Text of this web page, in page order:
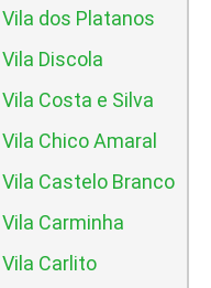
dos Platanos
Discola
Costa e Silva
Chico Amaral
Castelo Branco
Carminha
Carlito